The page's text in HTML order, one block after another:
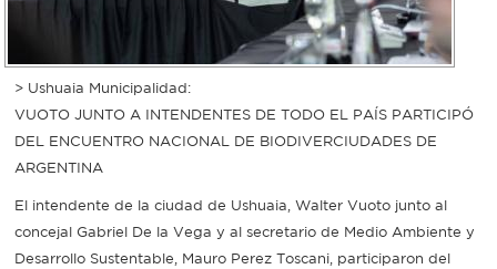
> Ushuaia Municipalidad:
VUOTO JUNTO A INTENDENTES DE TODO EL PAÍS PARTICIPÓ
DEL ENCUENTRO NACIONAL DE BIODIVERCIUDADES DE
ARGENTINA
El intendente de la ciudad de Ushuaia, Walter Vuoto junto al
concejal Gabriel De la Vega y al secretario de Medio Ambiente y
Desarrollo Sustentable, Mauro Perez Toscani, participaron del